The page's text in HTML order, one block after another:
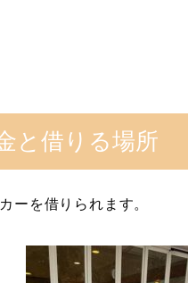
と借りる場所
ーを借りられます。